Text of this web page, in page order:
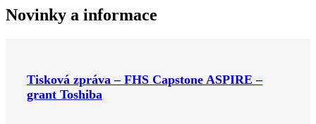
Novinky a informace
Tisková zpráva – FHS Capstone ASPIRE –
grant Toshiba